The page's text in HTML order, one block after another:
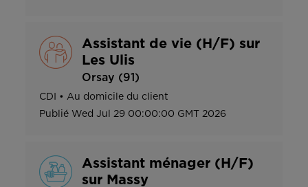
Assistant de vie (H/F) sur
Les Ulis
Orsay (91)
CDI • Au domicile du client
Publié Wed Jul 29 00:00:00 GMT 2026
Assistant ménager (H/F)
sur Massy